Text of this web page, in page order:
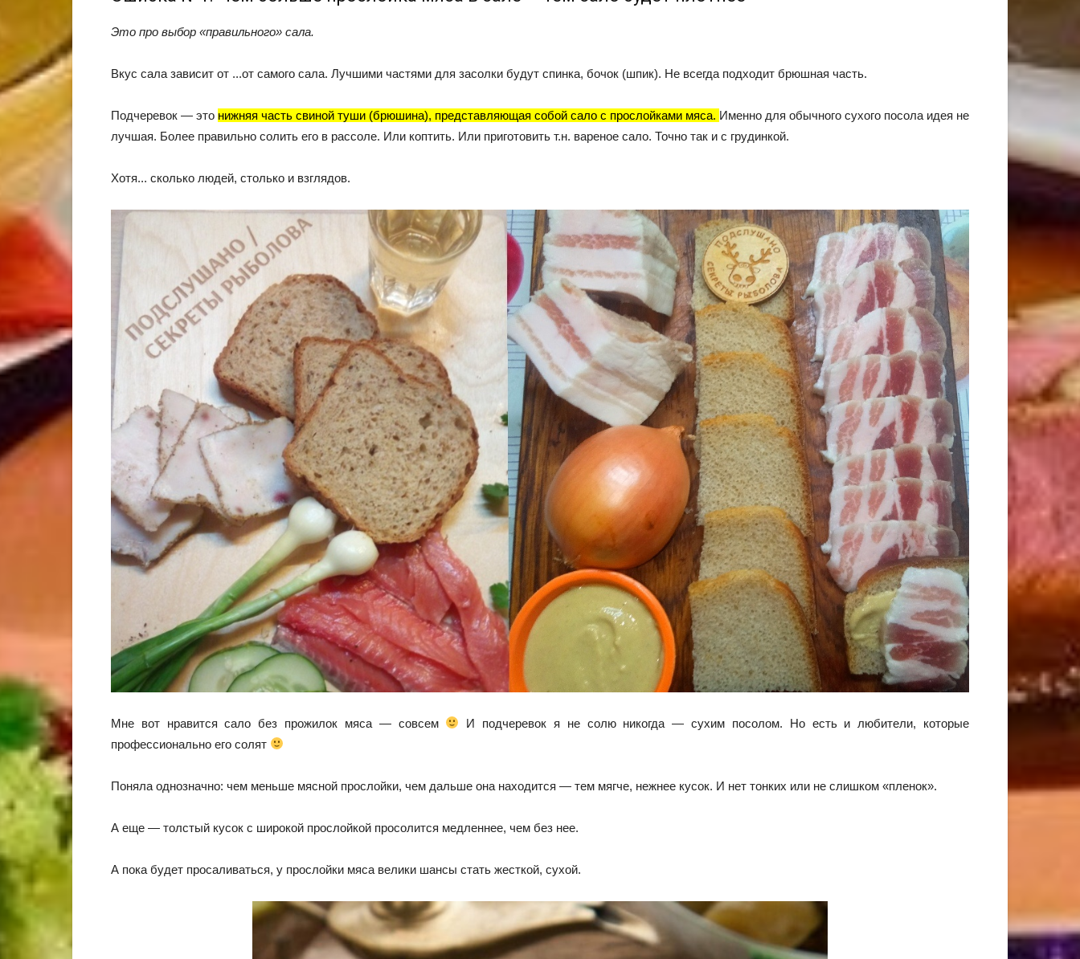
Это про выбор «правильного» сала.
Вкус сала зависит от ...от самого сала. Лучшими частями для засолки будут спинка, бочок (шпик). Не всегда подходит брюшная часть.
Подчеревок — это нижняя часть свиной туши (брюшина), представляющая собой сало с прослойками мяса. Именно для обычного сухого посола идея не
лучшая. Более правильно солить его в рассоле. Или коптить. Или приготовить т.н. вареное сало. Точно так и с грудинкой.
Хотя... сколько людей, столько и взглядов.
Мне вот нравится сало без прожилок мяса — совсем
И подчеревок я не солю никогда — сухим посолом. Но есть и любители, которые
профессионально его солят
Поняла однозначно: чем меньше мясной прослойки, чем дальше она находится — тем мягче, нежнее кусок. И нет тонких или не слишком «пленок».
А еще — толстый кусок с широкой прослойкой просолится медленнее, чем без нее.
А пока будет просаливаться, у прослойки мяса велики шансы стать жесткой, сухой.